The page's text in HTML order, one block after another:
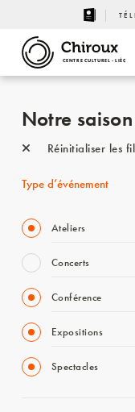
CENTRE CULTUREL - LIÈGE
Notre saison
Réinitialiser les
Type d’événement
Ateliers
Concerts
Conférence
Expositions
Spectacles